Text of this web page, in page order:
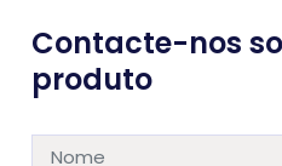
Contacte-nos
produto